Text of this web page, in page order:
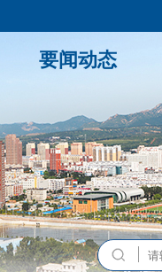
要闻动态